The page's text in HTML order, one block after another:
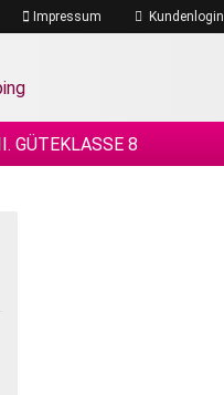
Impressum Kundenlogin
GÜTEKLASSE 8